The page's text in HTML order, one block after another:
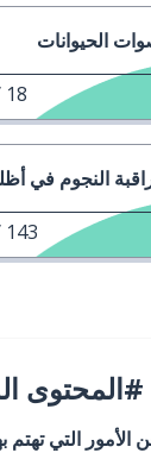
الحيوانات
18
النجوم في أظلم
143
التي تهتم